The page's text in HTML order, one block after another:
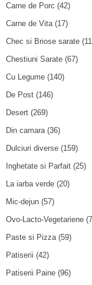
Carne de Porc (42)
Carne de Vita (17)
Chec si Briose sarate
Chestiuni Sarate (67)
Cu Legume (140)
De Post (146)
Desert (269)
Din camara (36)
Dulciuri diverse (159)
Inghetate si Parfait (25)
La iarba verde (20)
Mic-dejun (57)
Ovo-Lacto-Vegetariene
Paste si Pizza (59)
Patiserii (42)
Patiserii Paine (96)